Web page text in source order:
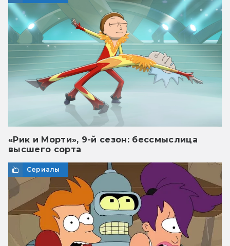
«Рик и Морти», 9-й сезон: бессмыслица
высшего сорта
Сериалы